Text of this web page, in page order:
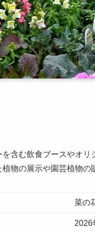
含む飲食ブースやオ
物の展示や園芸植物の
菜の
2026